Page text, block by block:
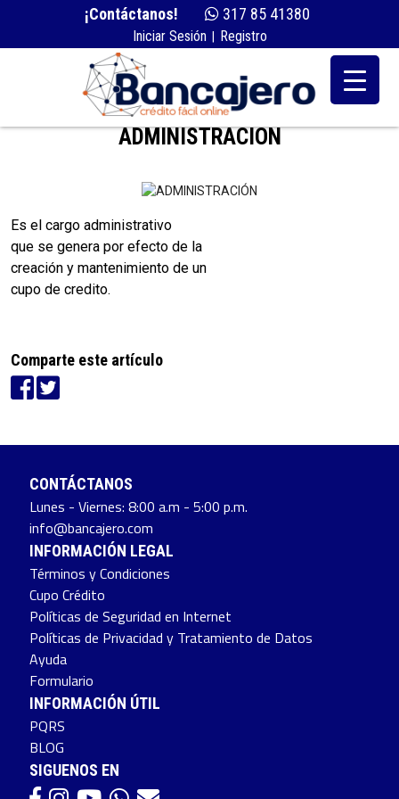
¡Contáctanos! 317 85 41380
Iniciar Sesión Registro
ADMINISTRACIÓN
Es el cargo administrativo
que se genera por efecto de la
creación y mantenimiento de un
cupo de credito.
Comparte este artículo
CONTÁCTANOS
Lunes - Viernes: 8:00 a.m - 5:00 p.m.
info@bancajero.com
INFORMACIÓN LEGAL
Términos y Condiciones
Cupo Crédito
Políticas de Seguridad en Internet
Políticas de Privacidad y Tratamiento de Datos
Ayuda
Formulario
INFORMACIÓN ÚTIL
PQRS
BLOG
SIGUENOS EN